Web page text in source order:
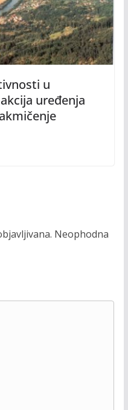
u
uređenja
Neophodna